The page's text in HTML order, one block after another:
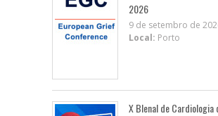
2026
9 de setembro de
Local: Porto
X BIenal de Cardiologia